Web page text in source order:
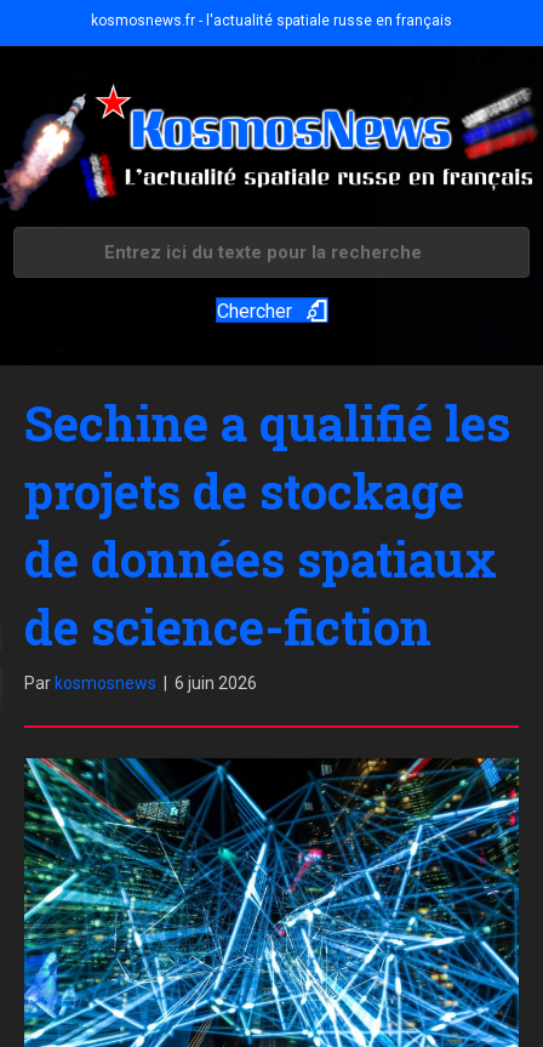
kosmosnews.fr - l'actualité spatiale russe en français
Chercher
Sechine a qualifié les
projets de stockage
de données spatiaux
de science-fiction
Par kosmosnews 6 juin 2026